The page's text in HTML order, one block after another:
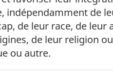
indépendamment de
de leur race, de leur
de leur religion
ou autre.